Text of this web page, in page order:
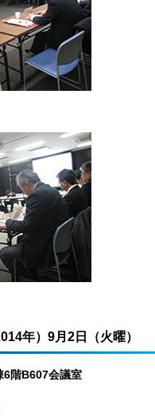
年）9月2日（火曜）
6階B607会議室